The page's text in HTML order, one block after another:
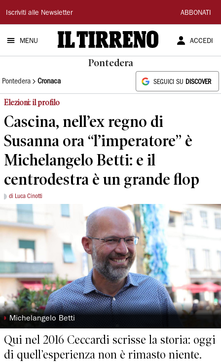
Il
Tirreno
Iscriviti alle Newsletter ABBONATI
MENU ACCEDI
Pontedera
Pontedera Cronaca SEGUICI SU DISCOVER
Elezioni: il profilo
Cascina, nell’ex regno di
Susanna ora “l’imperatore” è
Michelangelo Betti: e il
centrodestra è un grande flop
di Luca Cinotti
◗ Michelangelo Betti
Qui nel 2016 Ceccardi scrisse la storia: oggi
di quell’esperienza non è rimasto niente.